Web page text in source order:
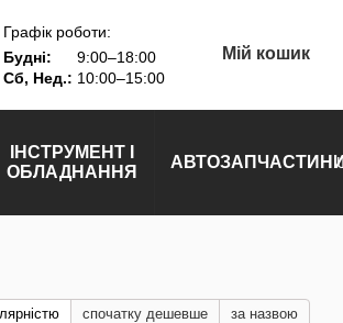
Графік роботи:
Будні:
9:00–18:00
Сб, Нед.: 10:00–15:00
Мій кошик
ІНСТРУМЕНТ І
ОБЛАДНАННЯ
спочатку дешевше за назвою